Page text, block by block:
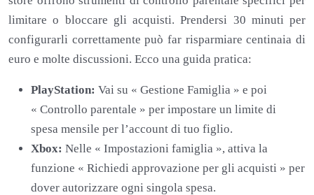
limitare o bloccare gli acquisti. Prendersi 30 minuti per
configurarli correttamente può far risparmiare centinaia di
euro e molte discussioni. Ecco una guida pratica:
PlayStation: Vai su « Gestione Famiglia » e poi
« Controllo parentale » per impostare un limite di
spesa mensile per l’account di tuo figlio.
Xbox: Nelle « Impostazioni famiglia », attiva la
funzione « Richiedi approvazione per gli acquisti » per
dover autorizzare ogni singola spesa.